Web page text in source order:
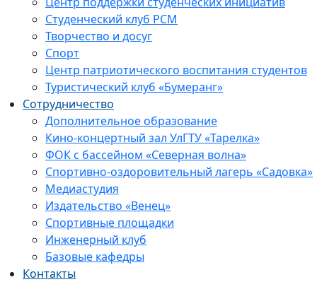
Студенческий клуб РСМ
Творчество и досуг
Спорт
Центр патриотического воспитания студентов
Туристический клуб «Бумеранг»
Сотрудничество
Дополнительное образование
Кино-концертный зал УлГТУ «Тарелка»
ФОК с бассейном «Северная волна»
Спортивно-оздоровительный лагерь «Садовка»
Медиастудия
Издательство «Венец»
Спортивные площадки
Инженерный клуб
Базовые кафедры
Контакты